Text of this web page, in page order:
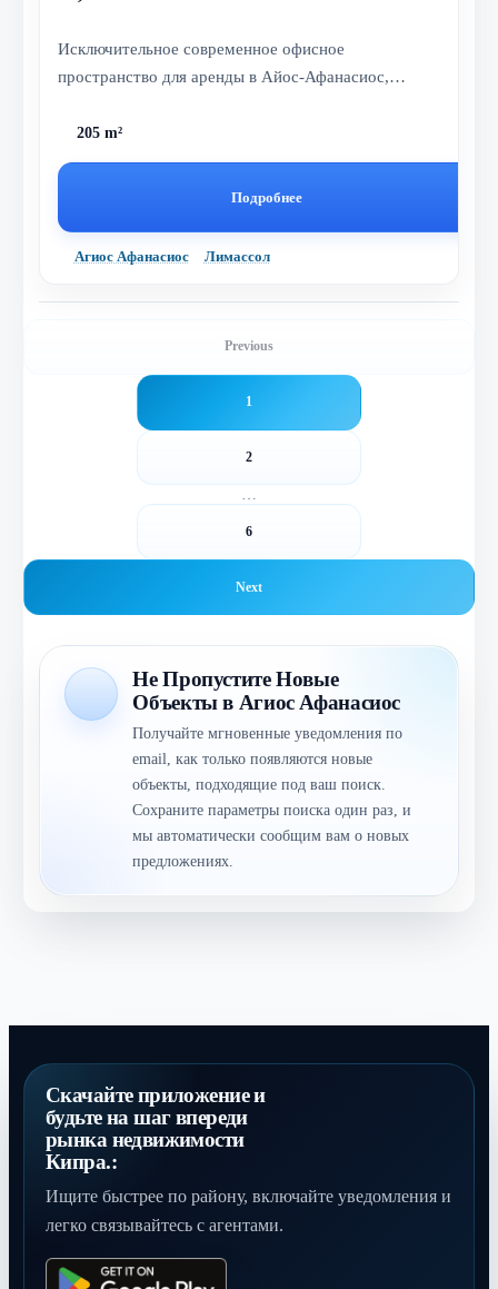
Исключительное современное офисное
пространство для аренды в Айос-Афанасиос,
205 m²
Подробнее
Агиос Афанасиос Лимассол
Previous
1
2
…
6
Next
Не Пропустите Новые
Объекты в Агиос Афанасиос
Получайте мгновенные уведомления по
email, как только появляются новые
объекты, подходящие под ваш поиск.
Сохраните параметры поиска один раз, и
мы автоматически сообщим вам о новых
предложениях.
Скачайте приложение и
будьте на шаг впереди
рынка недвижимости
Кипра.:
Ищите быстрее по району, включайте уведомления и
легко связывайтесь с агентами.